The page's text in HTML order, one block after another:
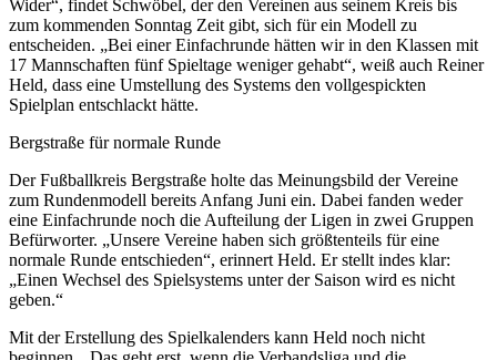
Wider“, findet Schwöbel, der den Vereinen aus seinem Kreis bis
zum kommenden Sonntag Zeit gibt, sich für ein Modell zu
entscheiden. „Bei einer Einfachrunde hätten wir in den Klassen mit
17 Mannschaften fünf Spieltage weniger gehabt“, weiß auch Reiner
Held, dass eine Umstellung des Systems den vollgespickten
Spielplan entschlackt hätte.
Bergstraße für normale Runde
Der Fußballkreis Bergstraße holte das Meinungsbild der Vereine
zum Rundenmodell bereits Anfang Juni ein. Dabei fanden weder
eine Einfachrunde noch die Aufteilung der Ligen in zwei Gruppen
Befürworter. „Unsere Vereine haben sich größtenteils für eine
normale Runde entschieden“, erinnert Held. Er stellt indes klar:
„Einen Wechsel des Spielsystems unter der Saison wird es nicht
geben.“
Mit der Erstellung des Spielkalenders kann Held noch nicht